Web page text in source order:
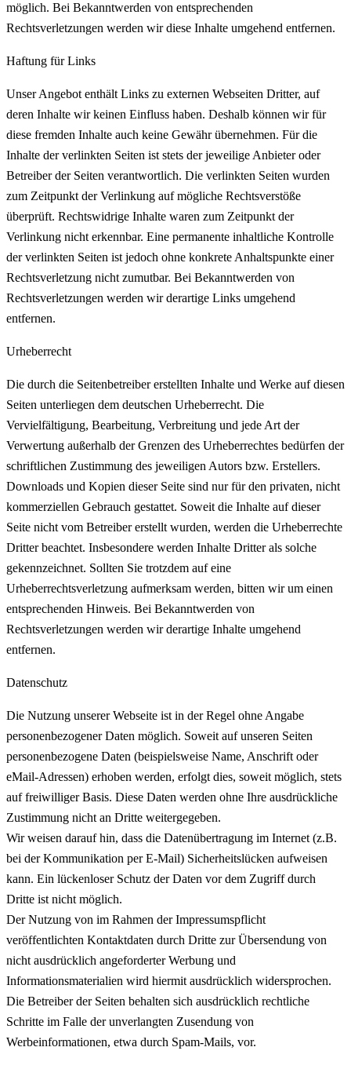
möglich. Bei Bekanntwerden von entsprechenden
Rechtsverletzungen werden wir diese Inhalte umgehend entfernen.
Haftung für Links
Unser Angebot enthält Links zu externen Webseiten Dritter, auf
deren Inhalte wir keinen Einfluss haben. Deshalb können wir für
diese fremden Inhalte auch keine Gewähr übernehmen. Für die
Inhalte der verlinkten Seiten ist stets der jeweilige Anbieter oder
Betreiber der Seiten verantwortlich. Die verlinkten Seiten wurden
zum Zeitpunkt der Verlinkung auf mögliche Rechtsverstöße
überprüft. Rechtswidrige Inhalte waren zum Zeitpunkt der
Verlinkung nicht erkennbar. Eine permanente inhaltliche Kontrolle
der verlinkten Seiten ist jedoch ohne konkrete Anhaltspunkte einer
Rechtsverletzung nicht zumutbar. Bei Bekanntwerden von
Rechtsverletzungen werden wir derartige Links umgehend
entfernen.
Urheberrecht
Die durch die Seitenbetreiber erstellten Inhalte und Werke auf diesen
Seiten unterliegen dem deutschen Urheberrecht. Die
Vervielfältigung, Bearbeitung, Verbreitung und jede Art der
Verwertung außerhalb der Grenzen des Urheberrechtes bedürfen der
schriftlichen Zustimmung des jeweiligen Autors bzw. Erstellers.
Downloads und Kopien dieser Seite sind nur für den privaten, nicht
kommerziellen Gebrauch gestattet. Soweit die Inhalte auf dieser
Seite nicht vom Betreiber erstellt wurden, werden die Urheberrechte
Dritter beachtet. Insbesondere werden Inhalte Dritter als solche
gekennzeichnet. Sollten Sie trotzdem auf eine
Urheberrechtsverletzung aufmerksam werden, bitten wir um einen
entsprechenden Hinweis. Bei Bekanntwerden von
Rechtsverletzungen werden wir derartige Inhalte umgehend
entfernen.
Datenschutz
Die Nutzung unserer Webseite ist in der Regel ohne Angabe
personenbezogener Daten möglich. Soweit auf unseren Seiten
personenbezogene Daten (beispielsweise Name, Anschrift oder
eMail-Adressen) erhoben werden, erfolgt dies, soweit möglich, stets
auf freiwilliger Basis. Diese Daten werden ohne Ihre ausdrückliche
Zustimmung nicht an Dritte weitergegeben.
Wir weisen darauf hin, dass die Datenübertragung im Internet (z.B.
bei der Kommunikation per E-Mail) Sicherheitslücken aufweisen
kann. Ein lückenloser Schutz der Daten vor dem Zugriff durch
Dritte ist nicht möglich.
Der Nutzung von im Rahmen der Impressumspflicht
veröffentlichten Kontaktdaten durch Dritte zur Übersendung von
nicht ausdrücklich angeforderter Werbung und
Informationsmaterialien wird hiermit ausdrücklich widersprochen.
Die Betreiber der Seiten behalten sich ausdrücklich rechtliche
Schritte im Falle der unverlangten Zusendung von
Werbeinformationen, etwa durch Spam-Mails, vor.